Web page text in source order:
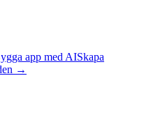
app med AISkapa
→